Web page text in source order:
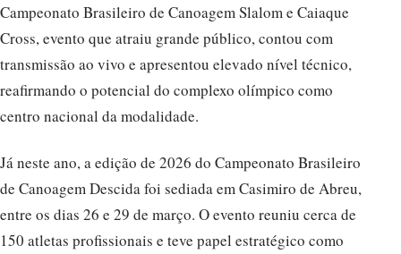
Campeonato Brasileiro de Canoagem Slalom e Caiaque
Cross, evento que atraiu grande público, contou com
transmissão ao vivo e apresentou elevado nível técnico,
reafirmando o potencial do complexo olímpico como
centro nacional da modalidade.
Já neste ano, a edição de 2026 do Campeonato Brasileiro
de Canoagem Descida foi sediada em Casimiro de Abreu,
entre os dias 26 e 29 de março. O evento reuniu cerca de
150 atletas profissionais e teve papel estratégico como